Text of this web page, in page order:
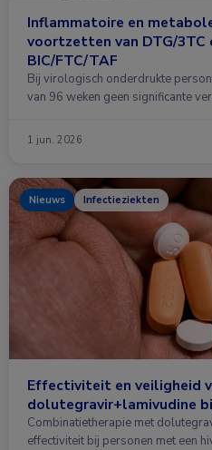
Inflammatoire en
voortzetten van DTG/3TC
BIC/FTC/TAF
Bij virologisch onderdrukte
van 96 weken geen significante
1 jun. 2026
Nieuws Infectieziekten
Effectiviteit en veiligheid
dolutegravir+lamivudine
Combinatietherapie met
effectiviteit bij personen met een